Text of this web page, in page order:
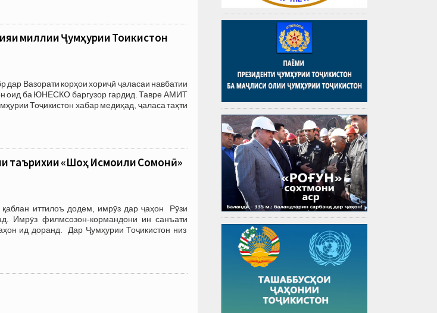
миллии Ҷумҳурии Тоҷикистон
Вазорати корҳои хориҷӣ ҷаласаи навбатии
оид ба ЮНЕСКО баргузор гардид. Тавре АМИТ
Тоҷикистон хабар медиҳад, ҷаласа таҳти
таърихии «Шоҳ Исмоили Сомонӣ»
иттилоъ додем, имрӯз дар ҷаҳон Рӯзи
Имрӯз филмсозон-кормандони ин санъати
ид доранд. Дар Ҷумҳурии Тоҷикистон низ